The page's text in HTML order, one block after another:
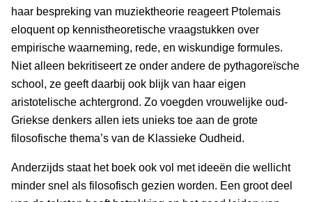
haar bespreking van muziektheorie reageert Ptolemais
eloquent op kennistheoretische vraagstukken over
empirische waarneming, rede, en wiskundige formules.
Niet alleen bekritiseert ze onder andere de pythagoreïsche
school, ze geeft daarbij ook blijk van haar eigen
aristotelische achtergrond. Zo voegden vrouwelijke oud-
Griekse denkers allen iets unieks toe aan de grote
filosofische thema’s van de Klassieke Oudheid.
Anderzijds staat het boek ook vol met ideeën die wellicht
minder snel als filosofisch gezien worden. Een groot deel